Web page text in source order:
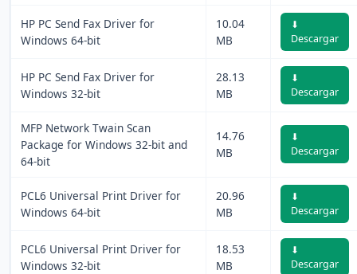
HP PC Send Fax Driver for
Windows 64-bit
10.04
MB
⬇
Descargar
HP PC Send Fax Driver for
Windows 32-bit
28.13
MB
⬇
Descargar
MFP Network Twain Scan
Package for Windows 32-bit and
64-bit
14.76
MB
⬇
Descargar
PCL6 Universal Print Driver for
Windows 64-bit
20.96
MB
⬇
Descargar
PCL6 Universal Print Driver for
Windows 32-bit
18.53
MB
⬇
Descargar